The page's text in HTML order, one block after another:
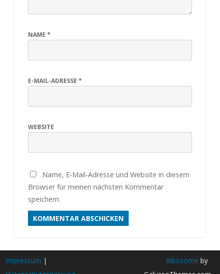
NAME *
E-MAIL-ADRESSE *
WEBSITE
Name, E-Mail-Adresse und Website in diesem
Browser für meinen nächsten Kommentar
speichern.
Impressum |
Ribosome by